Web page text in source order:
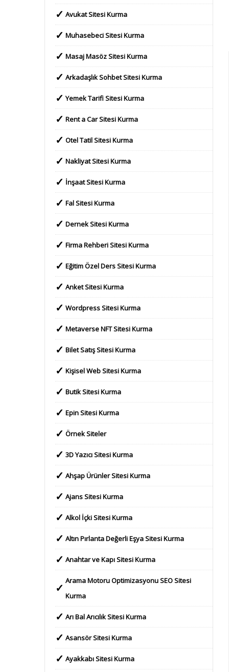
Avukat Sitesi Kurma
Muhasebeci Sitesi Kurma
Masaj Masöz Sitesi Kurma
Arkadaşlık Sohbet Sitesi Kurma
Yemek Tarifi Sitesi Kurma
Rent a Car Sitesi Kurma
Otel Tatil Sitesi Kurma
Nakliyat Sitesi Kurma
İnşaat Sitesi Kurma
Fal Sitesi Kurma
Dernek Sitesi Kurma
Firma Rehberi Sitesi Kurma
Eğitim Özel Ders Sitesi Kurma
Anket Sitesi Kurma
Wordpress Sitesi Kurma
Metaverse NFT Sitesi Kurma
Bilet Satış Sitesi Kurma
Kişisel Web Sitesi Kurma
Butik Sitesi Kurma
Epin Sitesi Kurma
Örnek Siteler
3D Yazıcı Sitesi Kurma
Ahşap Ürünler Sitesi Kurma
Ajans Sitesi Kurma
Alkol İçki Sitesi Kurma
Altın Pırlanta Değerli Eşya Sitesi Kurma
Anahtar ve Kapı Sitesi Kurma
Arama Motoru Optimizasyonu SEO Sitesi
Kurma
Arı Bal Arıcılık Sitesi Kurma
Asansör Sitesi Kurma
Ayakkabı Sitesi Kurma